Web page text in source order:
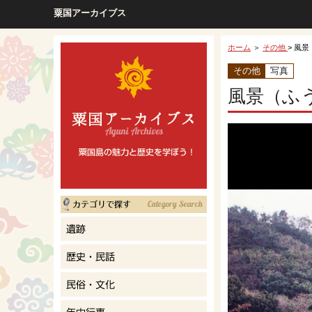
粟国アーカイブス
ホーム ＞ その他 > 風景
その他 写真
風景（ふ